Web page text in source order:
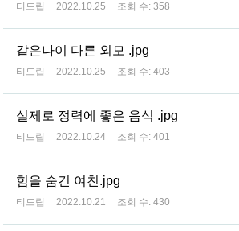
티드립 2022.10.25 조회 수: 358
같은나이 다른 외모 .jpg
티드립 2022.10.25 조회 수: 403
실제로 정력에 좋은 음식 .jpg
티드립 2022.10.24 조회 수: 401
힘을 숨긴 여친.jpg
티드립 2022.10.21 조회 수: 430